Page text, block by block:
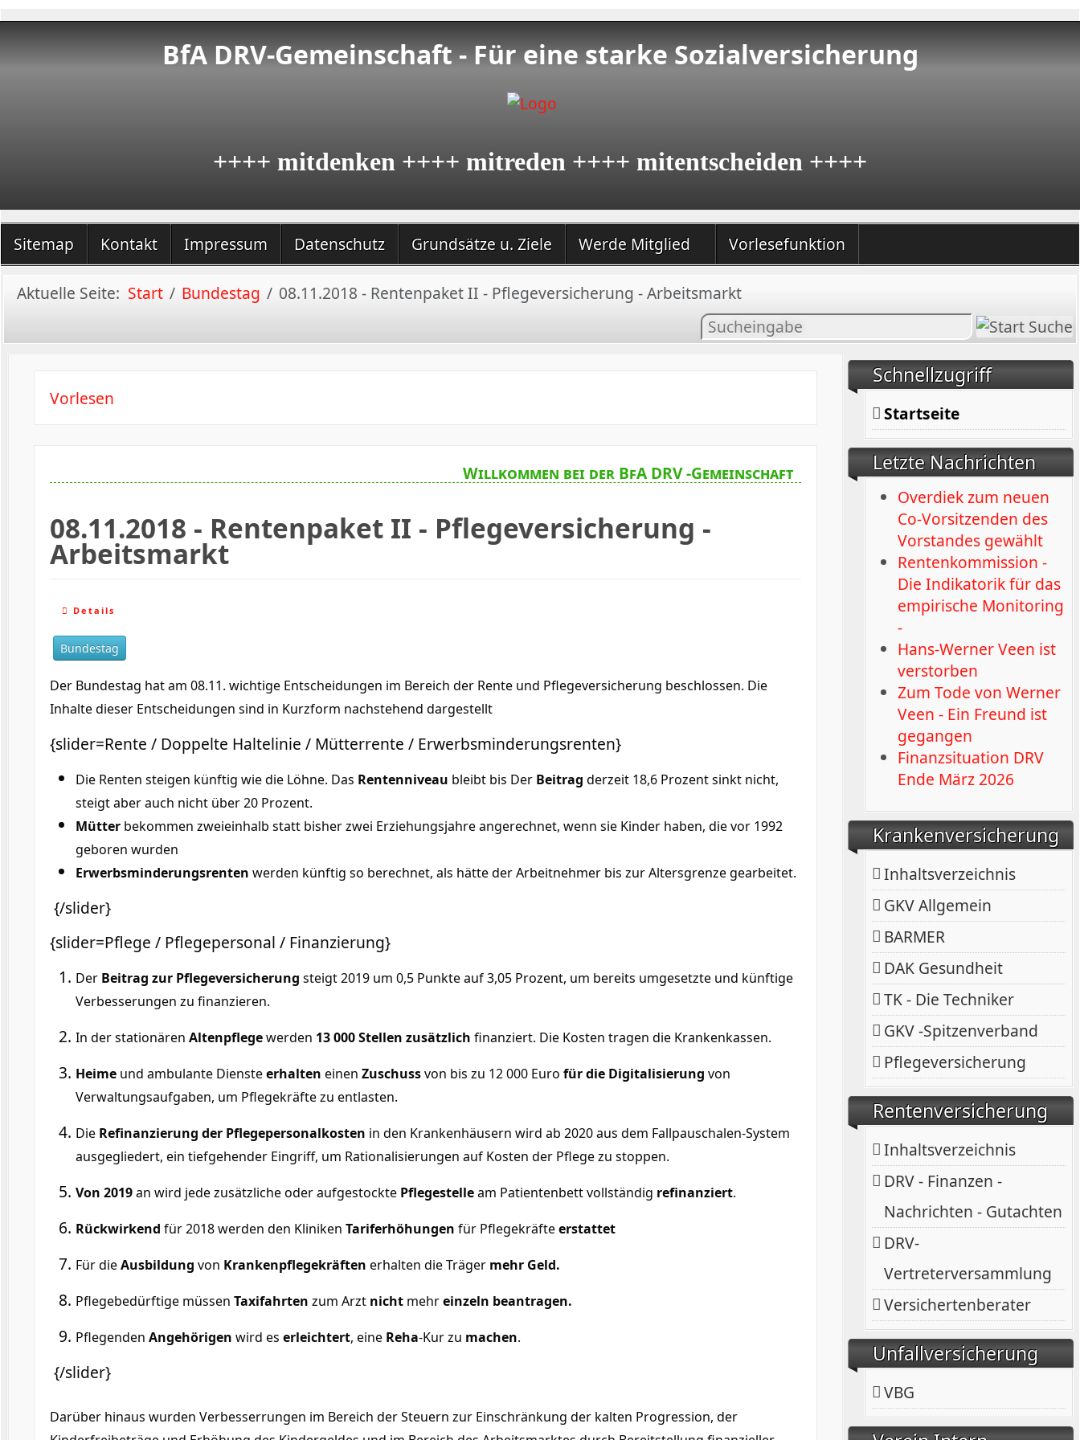
BfA DRV-Gemeinschaft - Für eine starke Sozialversicherung
++++ mitdenken ++++ mitreden ++++ mitentscheiden ++++
Sitemap Kontakt Impressum Datenschutz Grundsätze u. Ziele Werde Mitglied Vorlesefunktion
Aktuelle Seite: Start Bundestag
08.11.2018 - Rentenpaket II - Pflegeversicherung - Arbeitsmarkt
Inhalt
suchen
Schnellzugriff
Startseite
Letzte Nachrichten
Overdiek zum neuen
Co-Vorsitzenden des
Vorstandes gewählt
Rentenkommission -
Die Indikatorik für das
empirische Monitoring
-
Hans-Werner Veen ist
verstorben
Zum Tode von Werner
Veen - Ein Freund ist
gegangen
Finanzsituation DRV
Ende März 2026
Krankenversicherung
Inhaltsverzeichnis
GKV Allgemein
BARMER
DAK Gesundheit
TK - Die Techniker
GKV -Spitzenverband
Pflegeversicherung
Rentenversicherung
Inhaltsverzeichnis
DRV - Finanzen -
Nachrichten - Gutachten
DRV-
Vertreterversammlung
Versichertenberater
Unfallversicherung
VBG
Vorlesen
Willkommen bei der BfA DRV -Gemeinschaft
08.11.2018 - Rentenpaket II - Pflegeversicherung -
Arbeitsmarkt
Details
Bundestag
Der Bundestag hat am 08.11. wichtige Entscheidungen im Bereich der Rente und Pflegeversicherung beschlossen. Die
Inhalte dieser Entscheidungen sind in Kurzform nachstehend dargestellt
{slider=Rente / Doppelte Haltelinie / Mütterrente / Erwerbsminderungsrenten}
Die Renten steigen künftig wie die Löhne. Das Rentenniveau bleibt bis Der Beitrag derzeit 18,6 Prozent sinkt nicht,
steigt aber auch nicht über 20 Prozent.
Mütter bekommen zweieinhalb statt bisher zwei Erziehungsjahre angerechnet, wenn sie Kinder haben, die vor 1992
geboren wurden
Erwerbsminderungsrenten werden künftig so berechnet, als hätte der Arbeitnehmer bis zur Altersgrenze gearbeitet.
{/slider}
{slider=Pflege / Pflegepersonal / Finanzierung}
Der Beitrag zur Pflegeversicherungsteigt 2019 um 0,5 Punkte auf 3,05 Prozent, um bereits umgesetzte und künftige
Verbesserungen zu finanzieren.
In der stationärenAltenpflegewerden 13 000 Stellen zusätzlich finanziert. Die Kosten tragen die Krankenkassen.
Heime und ambulante Diensteerhalten einenZuschussvon bis zu 12 000 Eurofür die Digitalisierung von
Verwaltungsaufgaben, um Pflegekräfte zu entlasten.
Die Refinanzierung der Pflegepersonalkosten in den Krankenhäusern wird ab 2020 aus dem Fallpauschalen-System
ausgegliedert, ein tiefgehender Eingriff, um Rationalisierungen auf Kosten der Pflege zu stoppen.
Von 2019an wird jede zusätzliche oder aufgestockte Pflegestelleam Patientenbett vollständig refinanziert.
Rückwirkend für 2018 werden den KlinikenTariferhöhungen für Pflegekräfteerstattet
Für dieAusbildung von Krankenpflegekräften erhalten die Träger mehr Geld.
Pflegebedürftige müssenTaxifahrten zum Arzt nicht mehreinzeln beantragen.
PflegendenAngehörigen wird eserleichtert, eine Reha­-Kur zu machen.
{/slider}
Darüber hinaus wurden Verbesserrungen im Bereich der Steuern zur Einschränkung der kalten Progression, der